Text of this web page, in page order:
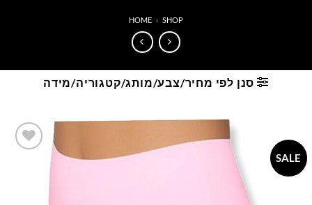
HOME » SHOP
סנן לפי מחיר/צבע/מותג/קטגוריה/מידה
SALE